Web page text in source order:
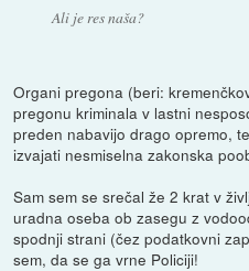
Ali je res naša?
Organi pregona (beri:
pregonu kriminala v lastni
preden nabavijo drago opremo,
izvajati nesmiselna zakonska
Sam sem se srečal že 2 krat v
uradna oseba ob zasegu z
spodnji strani (čez podatkovni
sem, da se ga vrne Policiji!